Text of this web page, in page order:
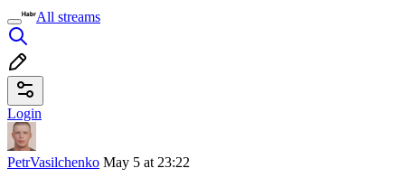
All streams
Login
PetrVasilchenko May 5 at 23:22